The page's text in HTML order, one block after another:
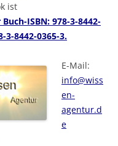
ist
ISBN: 978-3-8442-
3-8442-0365-3.
E-Mail:
info@wiss
en-
agentur.d
e